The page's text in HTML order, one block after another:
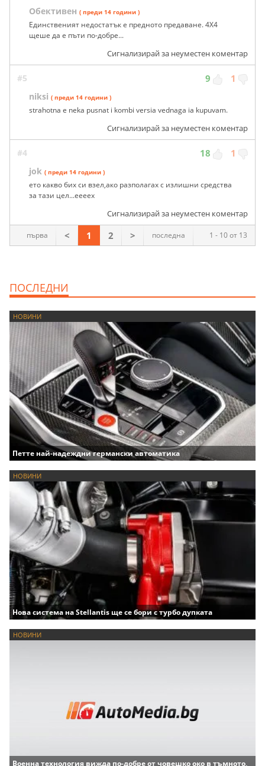
Обективен ( преди 14 години )
Единственият недостатък е предното предаване. 4Х4
щеше да е пъти по-добре...
Сигнализирай за неуместен коментар
#5 9 1
niksi ( преди 14 години )
strahotna e neka pusnat i kombi versia vednaga ia kupuvam.
Сигнализирай за неуместен коментар
#4 18 1
jok ( преди 14 години )
ето какво бих си взел,ако разполагах с излишни средства
за тази цел...еееех
Сигнализирай за неуместен коментар
1 - 10 от 13
първа < 1 2 > последна
ПОСЛЕДНИ
НОВИНИ
Петте най-надеждни германски автоматика
НОВИНИ
Нова система на Stellantis ще се бори с турбо дупката
НОВИНИ
Военна технология вижда по-добре от човешко око в тъмното,